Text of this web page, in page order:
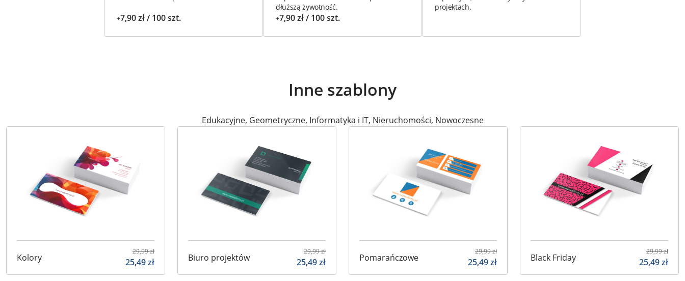
+7,90 zł / 100 szt.
dłuższą żywotność.
+7,90 zł / 100 szt.
projektach.
Inne szablony
Edukacyjne, Geometryczne, Informatyka i IT, Nieruchomości, Nowoczesne
Kolory
29,99zł
25,49zł Biuro projektów
29,99zł
25,49zł Pomarańczowe
29,99zł
25,49zł Black Friday
29,99zł
25,49zł